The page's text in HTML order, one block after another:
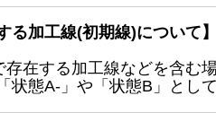
る加工線(初期線)について】
在する加工線などを含む
状態A-」や「状態B」として